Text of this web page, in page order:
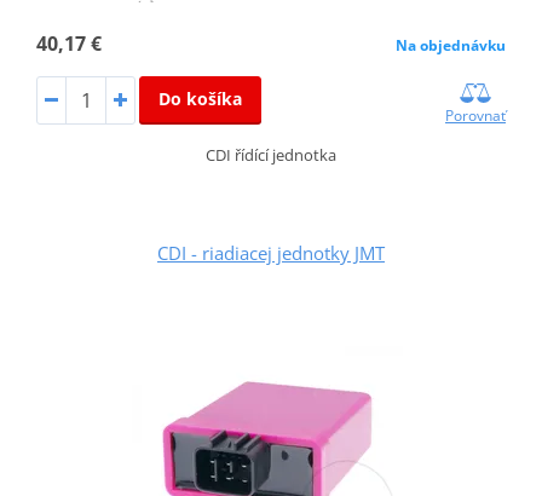
40,17 € Na objednávku
Do košíka
Porovnať
CDI řídící jednotka
CDI - riadiacej jednotky JMT